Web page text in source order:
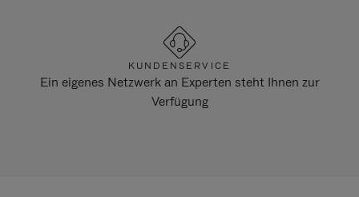
KUNDENSERVICE
Ein eigenes Netzwerk an Experten steht Ihnen zur
Verfügung